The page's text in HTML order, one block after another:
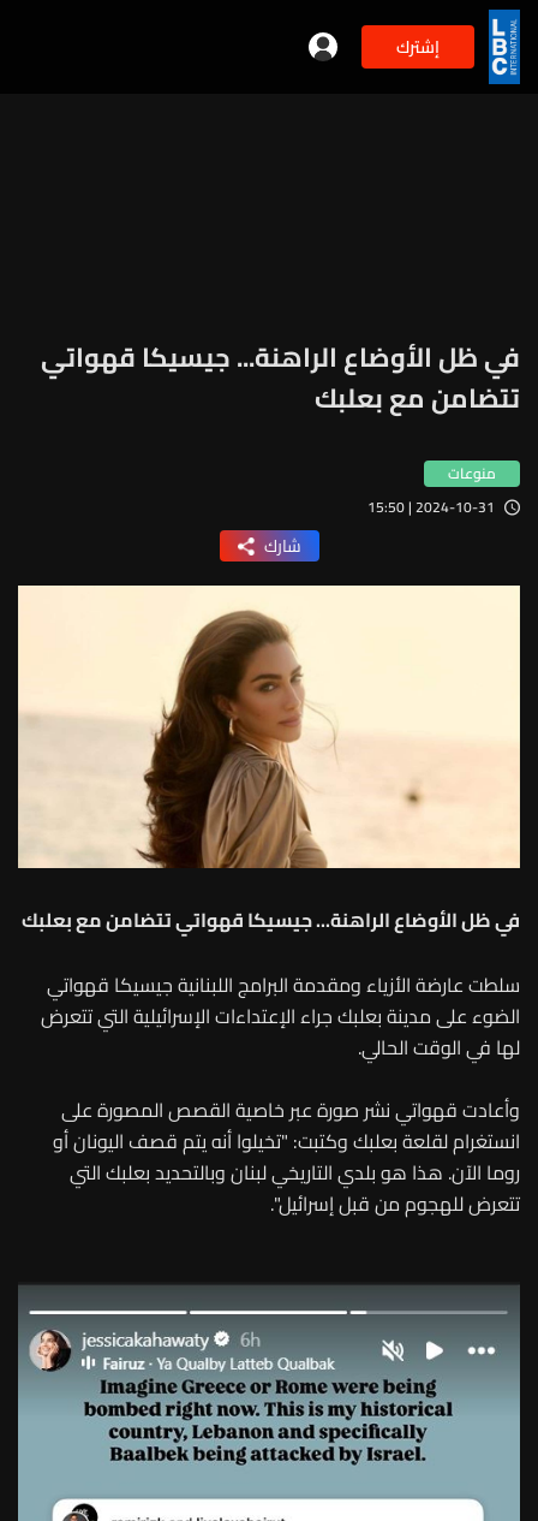
إشترك
في ظل الأوضاع الراهنة... جيسيكا قهواتي
تتضامن مع بعلبك
منوعات
2024-10-31 | 15:50
شارك
في ظل الأوضاع الراهنة... جيسيكا قهواتي تتضامن مع بعلبك
سلطت عارضة الأزياء ومقدمة البرامج اللبنانية جيسيكا قهواتي
الضوء على مدينة بعلبك جراء الإعتداءات الإسرائيلية التي تتعرض
لها في الوقت الحالي.
وأعادت قهواتي نشر صورة عبر خاصية القصص المصورة على
انستغرام لقلعة بعلبك وكتبت: "تخيلوا أنه يتم قصف اليونان أو
روما الآن. هذا هو بلدي التاريخي لبنان وبالتحديد بعلبك التي
تتعرض للهجوم من قبل إسرائيل".